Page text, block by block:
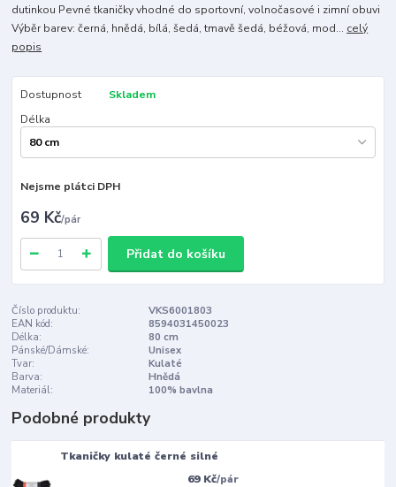
dutinkou Pevné tkaničky vhodné do sportovní, volnočasové i zimní obuvi
Výběr barev: černá, hnědá, bílá, šedá, tmavě šedá, béžová, mod... celý
popis
Dostupnost
Skladem
Délka
Nejsme plátci DPH
69 Kč/pár
Přidat do košíku
Číslo produktu:
VKS6001803
EAN kód:
8594031450023
Délka:
80 cm
Pánské/Dámské:
Unisex
Tvar:
Kulaté
Barva:
Hnědá
Materiál:
100% bavlna
Podobné produkty
Tkaničky kulaté černé silné
69 Kč/pár